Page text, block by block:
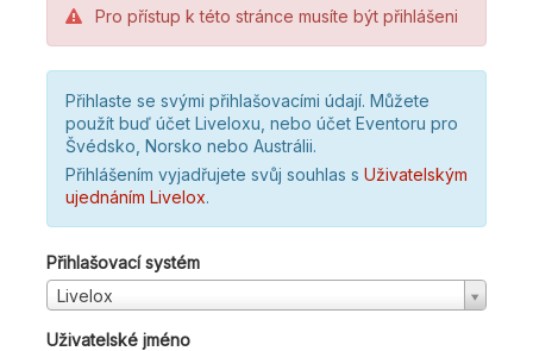
Pro přístup k této stránce musíte být přihlášeni
Přihlaste se svými přihlašovacími údají. Můžete
použít buď účet Liveloxu, nebo účet Eventoru pro
Švédsko, Norsko nebo Austrálii.
Přihlášením vyjadřujete svůj souhlas s Uživatelským
ujednáním Livelox.
Přihlašovací systém
Livelox
Uživatelské jméno